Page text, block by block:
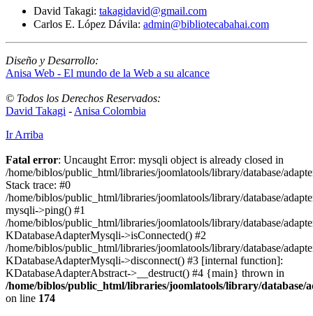
David Takagi: takagidavid@gmail.com
Carlos E. López Dávila: admin@bibliotecabahai.com
Diseño y Desarrollo:
Anisa Web - El mundo de la Web a su alcance
© Todos los Derechos Reservados:
David Takagi - Anisa Colombia
Ir Arriba
Fatal error: Uncaught Error: mysqli object is already closed in
/home/biblos/public_html/libraries/joomlatools/library/database/
Stack trace: #0
/home/biblos/public_html/libraries/joomlatools/library/database/
mysqli->ping() #1
/home/biblos/public_html/libraries/joomlatools/library/database/
KDatabaseAdapterMysqli->isConnected() #2
/home/biblos/public_html/libraries/joomlatools/library/database/
KDatabaseAdapterMysqli->disconnect() #3 [internal function]:
KDatabaseAdapterAbstract->__destruct() #4 {main} thrown in
/home/biblos/public_html/libraries/joomlatools/library/database/
on line 174